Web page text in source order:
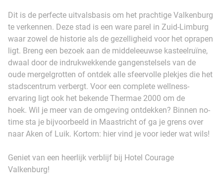
Dit is de perfecte uitvalsbasis om het prachtige Valkenburg
te verkennen. Deze stad is een ware parel in Zuid-Limburg
waar zowel de historie als de gezelligheid voor het oprapen
ligt. Breng een bezoek aan de middeleeuwse kasteelruïne,
dwaal door de indrukwekkende gangenstelsels van de
oude mergelgrotten of ontdek alle sfeervolle plekjes die het
stadscentrum verbergt. Voor een complete wellness-
ervaring ligt ook het bekende Thermae 2000 om de
hoek. Wil je meer van de omgeving ontdekken? Binnen no-
time sta je bijvoorbeeld in Maastricht of ga je grens over
naar Aken of Luik. Kortom: hier vind je voor ieder wat wils!
Geniet van een heerlijk verblijf bij Hotel Courage
Valkenburg!